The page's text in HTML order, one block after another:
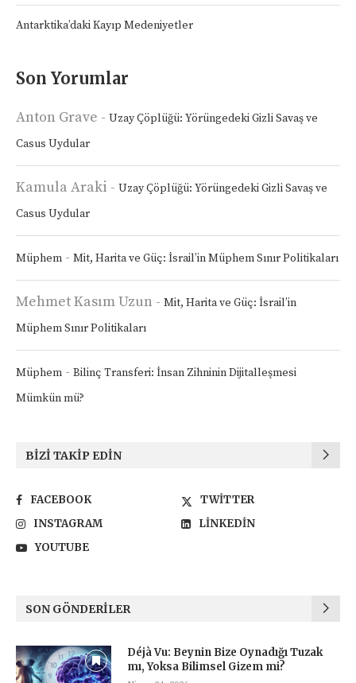
Antarktika’daki Kayıp Medeniyetler
Son Yorumlar
Anton Grave - Uzay Çöplüğü: Yörüngedeki Gizli Savaş ve
Casus Uydular
Kamula Araki - Uzay Çöplüğü: Yörüngedeki Gizli Savaş ve
Casus Uydular
Müphem - Mit, Harita ve Güç: İsrail’in Müphem Sınır Politikaları
Mehmet Kasım Uzun - Mit, Harita ve Güç: İsrail’in
Müphem Sınır Politikaları
Müphem - Bilinç Transferi: İnsan Zihninin Dijitalleşmesi
Mümkün mü?
BIZI TAKIP EDIN
FACEBOOK
TWITTER
INSTAGRAM
LINKEDIN
YOUTUBE
SON GÖNDERILER
Déjà Vu: Beynin Bize Oynadığı Tuzak
mı, Yoksa Bilimsel Gizem mi?